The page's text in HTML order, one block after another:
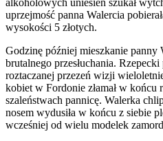
uprzejmość panna Walercia
wysokości 5 złotych.
Godzinę później mieszkanie panny
brutalnego przesłuchania.
roztaczanej przezeń wizji
kobiet w Fordonie złamał w końcu
szaleństwach pannicę. Walerka
nosem wydusiła w końcu z siebie
wcześniej od wielu modelek